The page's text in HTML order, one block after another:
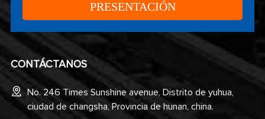
CONTÁCTANOS
No. 246 Times Sunshine avenue, Distrito de yuhua,
ciudad de changsha, Provincia de hunan, china.